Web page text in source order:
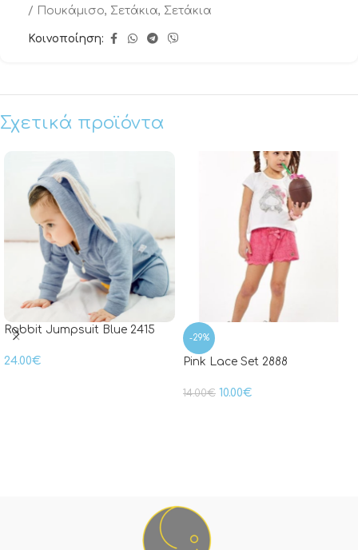
/ Πουκάμισο, Σετάκια, Σετάκια
Κοινοποίηση:
Σχετικά προϊόντα
Rabbit Jumpsuit Blue 2415
24.00€
-29%
Pink Lace Set 2888
14.00€ 10.00€